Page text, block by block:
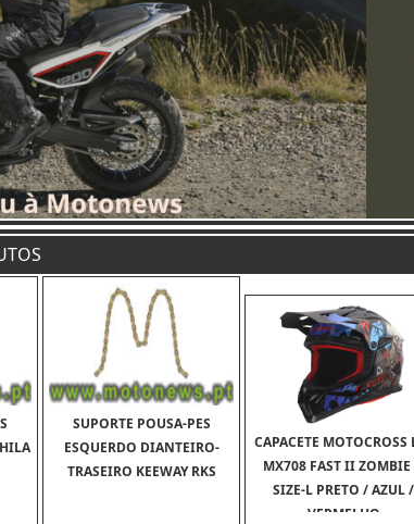
SUPORTE POUSA-PES
ESQUERDO DIANTEIRO-
TRASEIRO KEEWAY RKS
CAPACETE MOTOCROSS
MX708 FAST II
SIZE-L PRETO / AZUL /
VERMELHO